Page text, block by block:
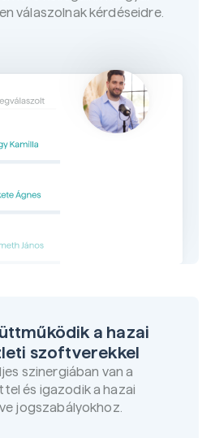
válaszolnak kérdéseidre.
a hazai
szoftverekkel
szinergiában van a
és igazodik a hazai
jogszabályokhoz.